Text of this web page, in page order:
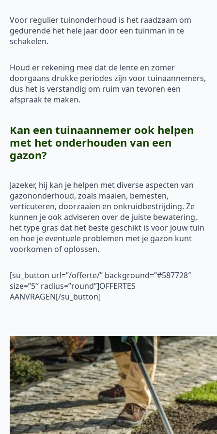
Voor regulier tuinonderhoud is het raadzaam om
gedurende het hele jaar door een tuinman in te
schakelen.
Houd er rekening mee dat de lente en zomer
doorgaans drukke periodes zijn voor tuinaannemers,
dus het is verstandig om ruim van tevoren een
afspraak te maken.
Kan een tuinaannemer ook helpen
met het onderhouden van een
gazon?
Jazeker, hij kan je helpen met diverse aspecten van
gazononderhoud, zoals maaien, bemesten,
verticuteren, doorzaaien en onkruidbestrijding. Ze
kunnen je ook adviseren over de juiste bewatering,
het type gras dat het beste geschikt is voor jouw tuin
en hoe je eventuele problemen met je gazon kunt
voorkomen of oplossen.
[su_button url=”/offerte/” background=”#587728″
size=”5″ radius=”round”]OFFERTES
AANVRAGEN[/su_button]